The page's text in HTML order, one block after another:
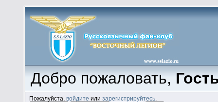
Добро пожаловать,
Пожалуйста,войдите илизарегистрируйтесь